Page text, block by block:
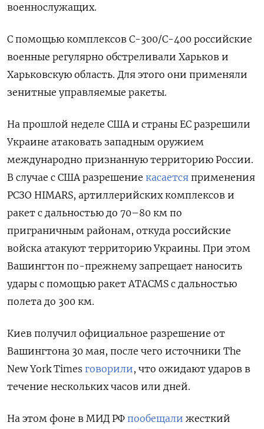
военнослужащих.
С помощью комплексов С-300/С-400 российские
военные регулярно обстреливали Харьков и
Харьковскую область. Для этого они применяли
зенитные управляемые ракеты.
На прошлой неделе США и страны ЕС разрешили
Украине атаковать западным оружием
международно признанную территорию России.
В случае с США разрешение касается применения
РСЗО HIMARS, артиллерийских комплексов и
ракет с дальностью до 70–80 км по
приграничным районам, откуда российские
войска атакуют территорию Украины. При этом
Вашингтон по-прежнему запрещает наносить
удары с помощью ракет ATACMS с дальностью
полета до 300 км.
Киев получил официальное разрешение от
Вашингтона 30 мая, после чего источники The
New York Times говорили, что ожидают ударов в
течение нескольких часов или дней.
На этом фоне в МИД РФ пообещали жесткий